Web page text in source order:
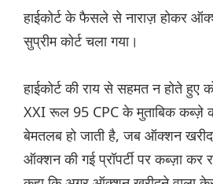
हाईकोर्ट के फैसले से नाराज़ होकर
सुप्रीम कोर्ट चला गया।
हाईकोर्ट की राय से सहमत न होते हुए
XXI रूल 95 CPC के मुताबिक कब्ज़े
बेमतलब हो जाती है, जब ऑक्शन
ऑक्शन की गई प्रॉपर्टी पर कब्ज़ा कर